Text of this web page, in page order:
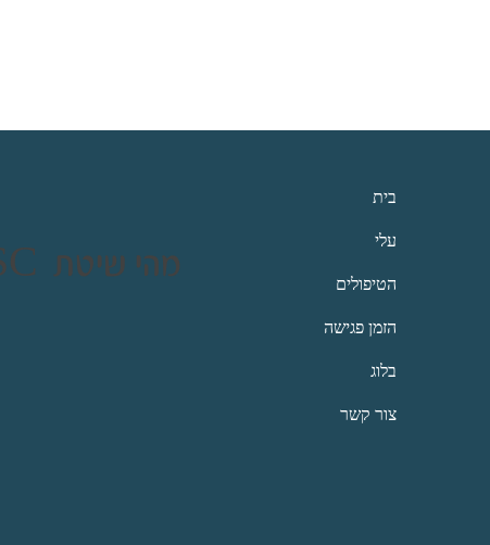
בית
עלי
הטיפולים
הזמן פגישה
בלוג
צור קשר